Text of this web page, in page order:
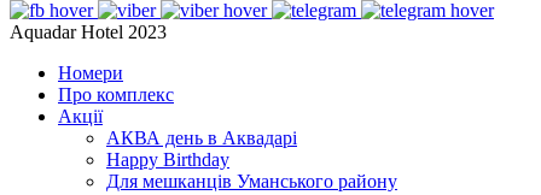
Aquadar Hotel 2023
Номери
Про комплекс
Акції
АКВА день в Аквадарі
Happy Birthday
Для мешканців Уманського району